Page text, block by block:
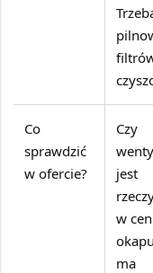
Co
sprawdzić
w ofercie?
Czy
jest
w
ma